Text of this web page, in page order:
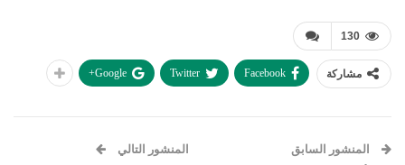
130
مشاركة Facebook
Twitter
Google+
المنشور السابق المنشور التالي